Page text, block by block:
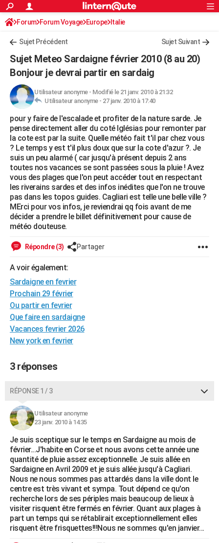
ACTUALITÉS
Politique
Société
Faits Divers
Education
Monde
Villes
+
Programme TV
TNTStreaming
Cinéma
Sorties cinéma
Musique
+FINANCE
Retraite
Impôts
Epargne
Immobilier
Risques naturels par ville
Banque
Assurance
Crédit
AUTO
Essais
Réserver un essai
Citadines
Berlines
SUV
Forum auto
HIGH-TECH
Mobiles
Meilleur smartphone
Internet
Ordinateurs
Jeux vidéo
Guide high-tech
+BRICOLAGE
Forum
Aménagement intérieur
Extérieur
Cuisine
Salle de bains
Jardinage
Rangement
WEEK-END
Guides de France
Escapades
Patrimoine
Expositions
Musées
Week-end nature
+LIFESTYLE
Art de vivre
Bien-être
Loisirs
Mode
Modes de vie
SANTE
Alimentation
Guide de la santé
Maladies
Médicaments
Sommeil
VOYAGE
Destinations
City break
Voyage nature
Voyage de noces
Forum
Climat
+
GUIDES D'ACHAT
BONS PLANS
CARTE DE VOEUX
Carte de Noël
Carte Bonne année
Carte Saint-Valentin
Carte Pâques
Carte d'anniversaire
DICTIONNAIRE
Dictionnaire
Biographies
Citations
Expressions
Proverbes
PROGRAMME TV
S'inscrire
Se connecter
Lycées
Collèges
Primaires
Universités
Entreprises
Service militaire
Avis de recherche
AVIS DE DÉCÈS
FORUM
Bricolage
Lifestyle
Culture
Sport
Auto
Television
Voyage
Cinema
S'inscrire
Connexion
Forum Forum Voyage Europe Italie
Sujet Précédent Sujet Suivant
Sujet Meteo Sardaigne février 2010 (8 au 20)
Bonjour je devrai partir en sardaig
Utilisateur anonyme- Modifié le 21 janv. 2010 à 21:32
Utilisateur anonyme - 27 janv. 2010 à 17:40
pour y faire de l'escalade et profiter de la nature sarde. Je
pense directement aller du coté Iglésias pour remonter par
la cote est par la suite. Quelle météo fait t'il par chez vous
? Le temps y est t'il plus doux que sur la cote d'azur ?. Je
suis un peu alarmé ( car jusqu'à présent depuis 2 ans
toutes nos vacances se sont passées sous la pluie ! Avez
vous des plages que l'on peut accéder tout en respectant
les riverains sardes et des infos inédites que l'on ne trouve
pas dans les topos guides. Cagliari est telle une belle ville ?
MErci pour vos infos, je reviendrai qq fois avant de me
décider a prendre le billet définitivement pour cause de
météo douteuse.
Répondre (3) Partager
A voir également:
Sardaigne en fevrier
Prochain 29 février
Ou partir en fevrier
Que faire en sardaigne
Vacances fevrier 2026
New york en fevrier
3 réponses
RÉPONSE 1 / 3
Utilisateur anonyme
23 janv. 2010 à 14:35
Je suis sceptique sur le temps en Sardaigne au mois de
février...J'habite en Corse et nous avons cette année une
quantité de pluie assez exceptionnelle. Je suis allée en
Sardaigne en Avril 2009 et je suis allée jusqu'à Cagliari.
Nous ne nous sommes pas attardés dans la ville dont le
centre est très vivant et sympa. Tout dépend ce qu'on
recherche lors de ses périples mais beaucoup de lieux à
visiter risquent être fermés en février. Quant aux plages à
part un temps qui se rétablirait exceptionnellement elles
risquent être frisquettes!!!Nous ne sommes qu'en janvier...